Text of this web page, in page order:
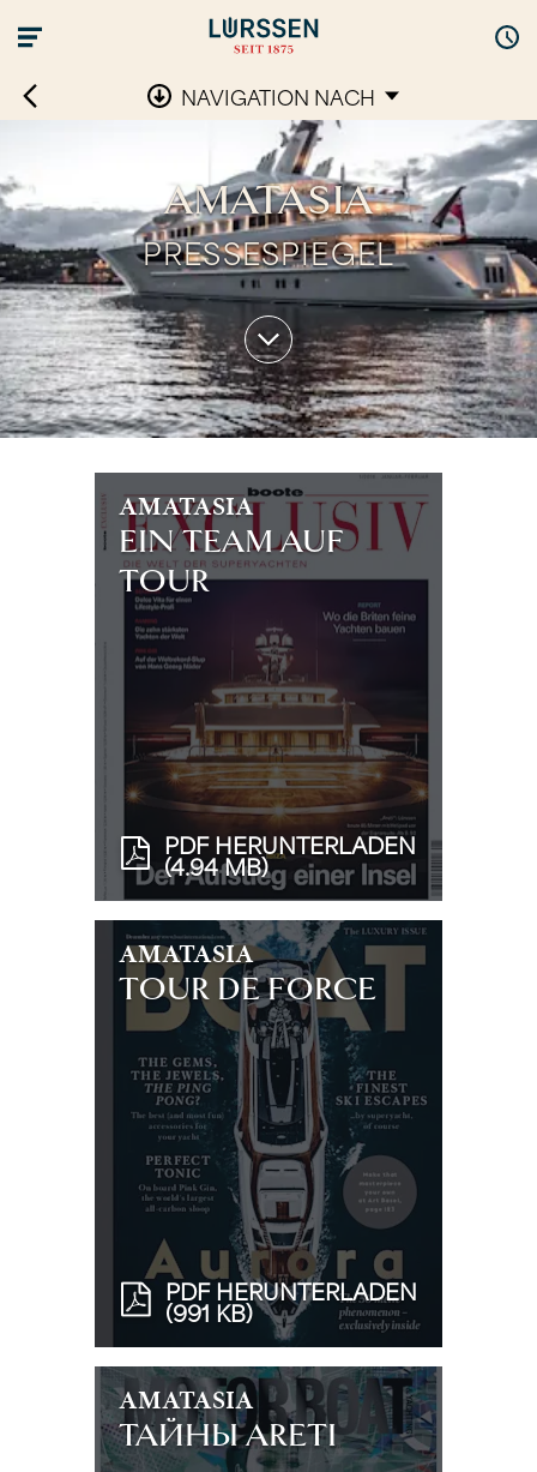
NAVIGATION NACH
AMATASIA
PRESSESPIEGEL
AMATASIA
EIN TEAM AUF
TOUR
PDF HERUNTERLADEN
(4.94 MB)
AMATASIA
TOUR DE FORCE
PDF HERUNTERLADEN
(991 KB)
AMATASIA
ТАЙНЫ ARETI